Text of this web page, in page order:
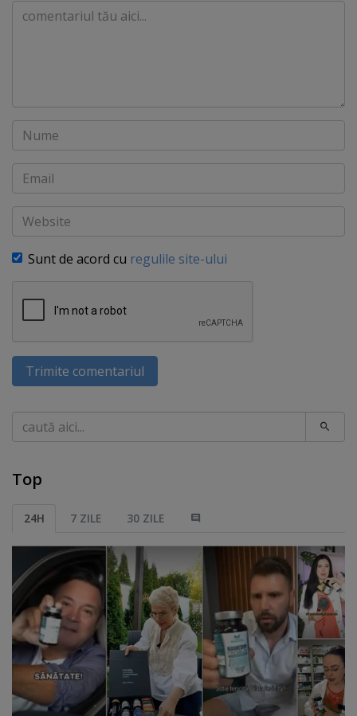
Comentariu
Nume
Email
Website
Sunt de acord cu regulile site-ului
Trimite comentariul
Caută
Top
24H 7 ZILE 30 ZILE